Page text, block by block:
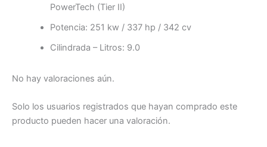
PowerTech (Tier II)
Potencia: 251 kw / 337 hp / 342 cv
Cilindrada – Litros: 9.0
No hay valoraciones aún.
Solo los usuarios registrados que hayan comprado este
producto pueden hacer una valoración.